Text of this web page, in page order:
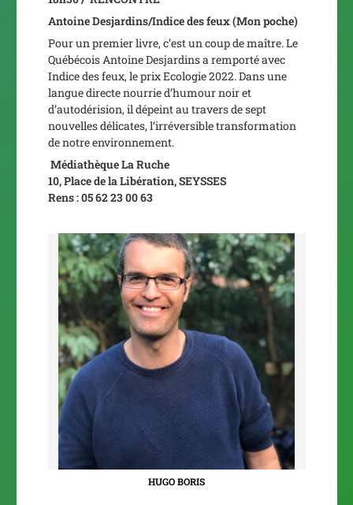
Antoine Desjardins/Indice des feux(Mon poche)
Pour un premier livre, c’est un coup de maître. Le
Québécois Antoine Desjardins a remporté avec
Indice des feux, le prix Ecologie 2022. Dans une
langue directe nourrie d’humour noir et
d’autodérision, il dépeint au travers de sept
nouvelles délicates, l’irréversible transformation
de notre environnement.
Médiathèque La Ruche
10, Place de la Libération, SEYSSES
Rens : 05 62 23 00 63
HUGO BORIS